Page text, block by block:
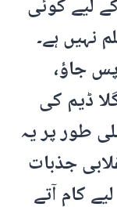
لیے کوئی
نہیں ہے۔
جاؤ،
ڈیم کی
طور پر یہ
جذبات
کام آتے